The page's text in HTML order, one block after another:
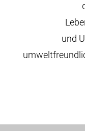
und